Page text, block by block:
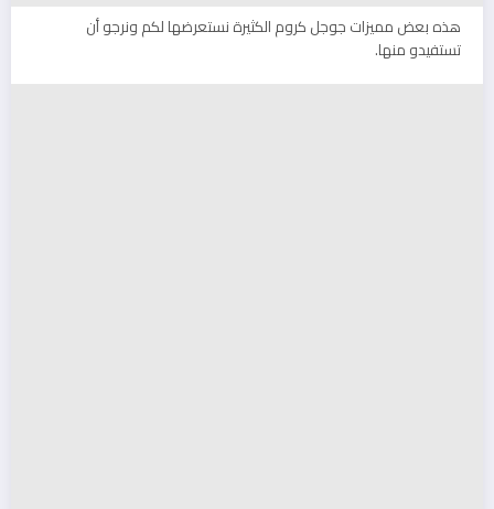
هذه بعض مميزات جوجل كروم الكثيرة نستعرضها لكم ونرجو أن
تستفيدو منها.